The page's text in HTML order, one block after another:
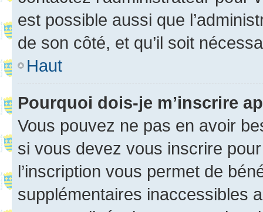
est possible aussi que
de son côté, et qu’il soit
Haut
Pourquoi dois-je m’inscrire
Vous pouvez ne pas en avoir
si vous devez vous inscrire
l’inscription vous permet de
supplémentaires inaccessibles